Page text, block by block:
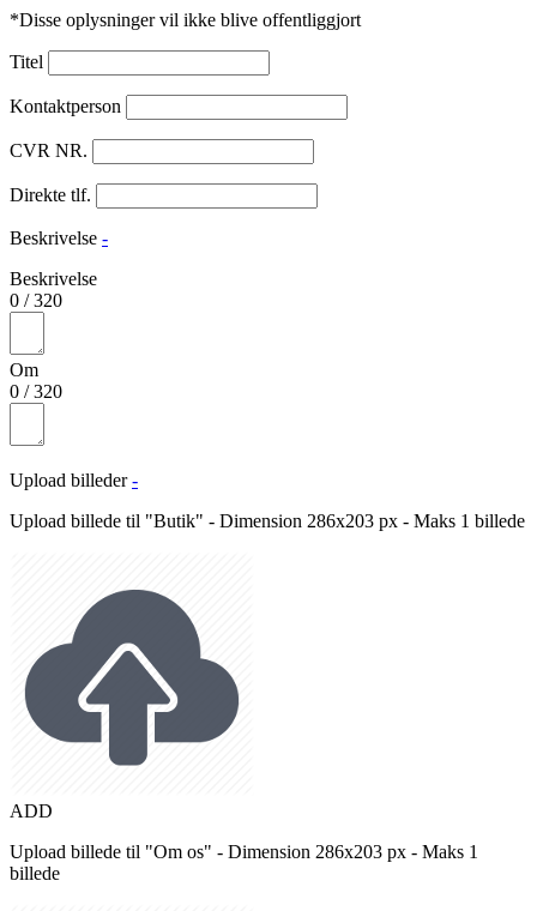
*Disse oplysninger vil ikke blive offentliggjort
Titel
Kontaktperson
CVR NR.
Direkte tlf.
Beskrivelse -
Beskrivelse
0 /320
Om
0 /320
Upload billeder -
Upload billede til "Butik" - Dimension 286x203 px - Maks 1 billede
ADD
Upload billede til "Om os" - Dimension 286x203 px - Maks 1
billede